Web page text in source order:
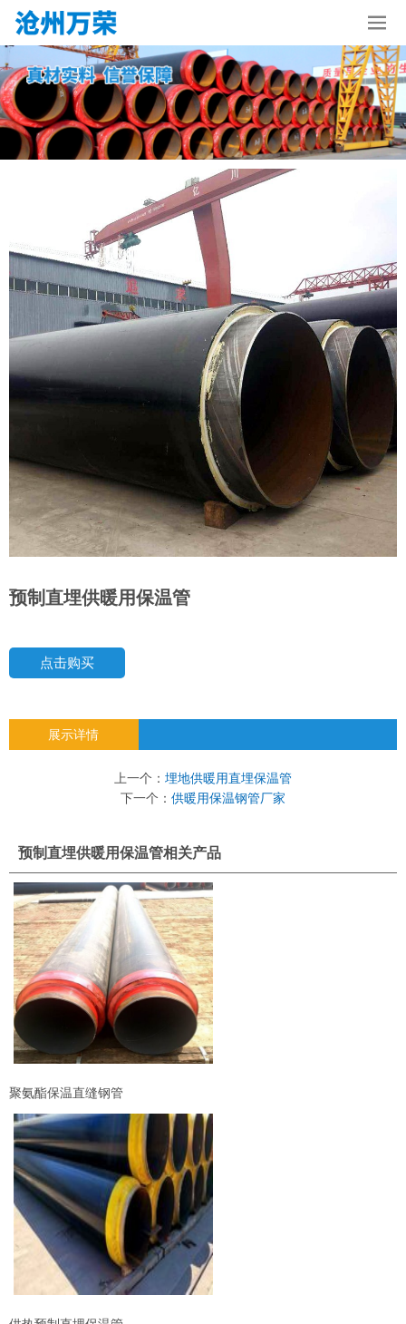
预制直埋供暖用保温管
点击购买
展示详情
上一个： 埋地供暖用直埋保温管
下一个： 供暖用保温钢管厂家
预制直埋供暖用保温管相关产品
聚氨酯保温直缝钢管